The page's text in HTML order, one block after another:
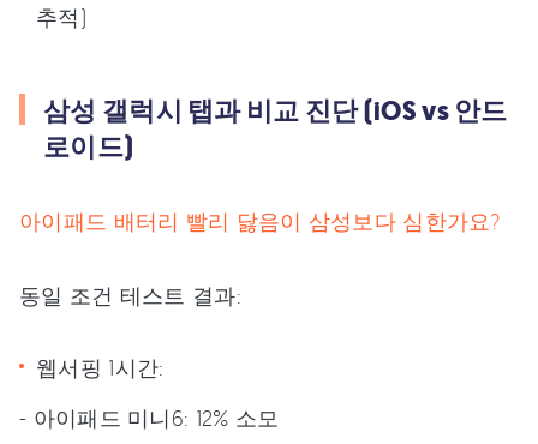
추적)
삼성 갤럭시 탭과 비교 진단 (iOS vs 안드
로이드)
아이패드 배터리 빨리 닳음이 삼성보다 심한가요?
동일 조건 테스트 결과:
웹서핑 1시간:
- 아이패드 미니6: 12% 소모